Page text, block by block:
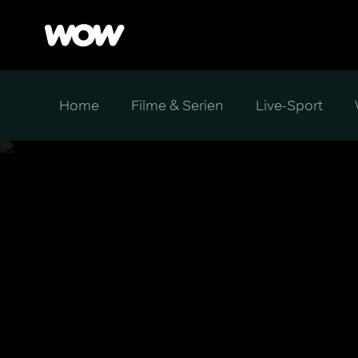
Home Filme & Serien Live-Sport